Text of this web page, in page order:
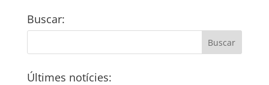
Buscar:
Últimes notícies: